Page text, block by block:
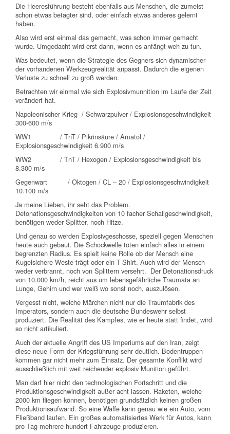
Die Heeresführung besteht ebenfalls aus Menschen, die zumeist
schon etwas betagter sind, oder einfach etwas anderes gelernt
haben.
Also wird erst einmal das gemacht, was schon immer gemacht
wurde. Umgedacht wird erst dann, wenn es anfängt weh zu tun.
Was bedeutet, wenn die Strategie des Gegners sich dynamischer
der vorhandenen Werkzeugrealität anpasst. Dadurch die eigenen
Verluste zu schnell zu groß werden.
Betrachten wir einmal wie sich Explosivmunnition im Laufe der Zeit
verändert hat.
Napoleonischer Krieg / Schwarzpulver / Explosionsgeschwindigkeit
300-600 m/s
WW1 / TnT / Pikrinsäure / Amatol /
Explosionsgeschwindigkeit 6.900 m/s
WW2 / TnT / Hexogen / Explosionsgeschwindigkeit bis
8.300 m/s
Gegenwart / Oktogen / CL – 20 / Explosionsgeschwindigkeit
10.100 m/s
Ja meine Lieben, ihr seht das Problem.
Detonationsgeschwindigkeiten von 10 facher Schallgeschwindigkeit,
benötigen weder Splitter, noch Hitze.
Und genau so werden Explosivgeschosse, speziell gegen Menschen
heute auch gebaut. Die Schockwelle töten einfach alles in einem
begrenzten Radius. Es spielt keine Rolle ob der Mensch eine
Kugelsichere Weste trägt oder ein T-Shirt. Auch wird der Mensch
weder verbrannt, noch von Splittern versehrt. Der Detonationsdruck
von 10.000 km/h, reicht aus um lebensgefährliche Traumata an
Lunge, Gehirn und wer weiß wo sonst noch, auszulösen.
Vergesst nicht, welche Märchen nicht nur die Traumfabrik des
Imperators, sondern auch die deutsche Bundeswehr selbst
produziert. Die Realität des Kampfes, wie er heute statt findet, wird
so nicht artikuliert.
Auch der aktuelle Angriff des US Imperiums auf den Iran, zeigt
diese neue Form der Kriegsführung sehr deutlich. Bodentruppen
kommen gar nicht mehr zum Einsatz. Der gesamte Konflikt wird
ausschließlich mit weit reichender explosiv Munition geführt.
Man darf hier nicht den technologischen Fortschritt und die
Produktionsgeschwindigkeit außer acht lassen. Raketen, welche
2000 km fliegen können, benötigen grundsätzlich keinen großen
Produktionsaufwand. So eine Waffe kann genau wie ein Auto, vom
Fließband laufen. Ein großes automatisiertes Werk für Autos, kann
pro Tag mehrere hundert Fahrzeuge produzieren.